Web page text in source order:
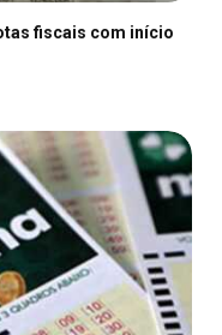
fiscais com início